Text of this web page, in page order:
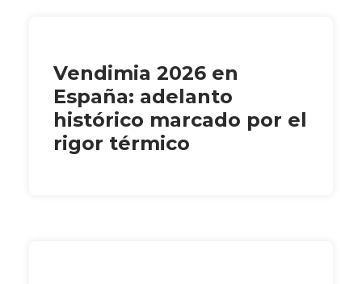
Vendimia 2026 en
España: adelanto
histórico marcado por el
rigor térmico